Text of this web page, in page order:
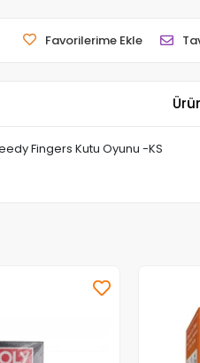
Favorilerime Ekle
Fingers Kutu Oyunu -KS